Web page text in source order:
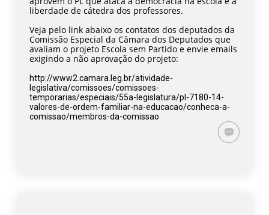
liberdade de cátedra dos professores.
Veja pelo link abaixo os contatos dos deputados da
Comissão Especial da Câmara dos Deputados que
avaliam o projeto Escola sem Partido e envie emails
exigindo a não aprovação do projeto:
http://www2.camara.leg.br/atividade-
legislativa/comissoes/comissoes-
temporarias/especiais/55a-legislatura/pl-7180-14-
valores-de-ordem-familiar-na-educacao/conheca-a-
comissao/membros-da-comissao